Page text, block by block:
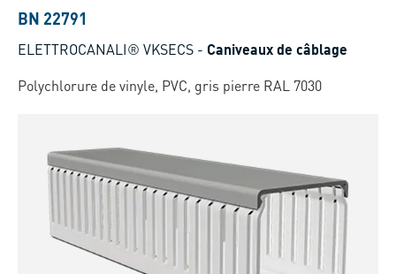
BN 22791
ELETTROCANALI® VKSECS - Caniveaux de câblage
Polychlorure de vinyle, PVC, gris pierre RAL 7030